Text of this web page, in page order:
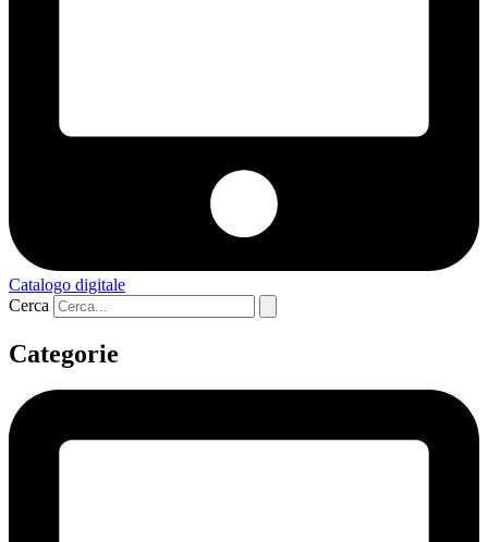
Catalogo digitale
Cerca
Categorie